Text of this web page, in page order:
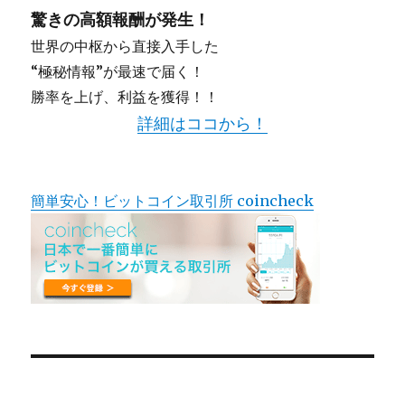
驚きの高額報酬が発生！
世界の中枢から直接入手した
“極秘情報”が最速で届く！
勝率を上げ、利益を獲得！！
詳細はココから！
簡単安心！ビットコイン取引所 coincheck